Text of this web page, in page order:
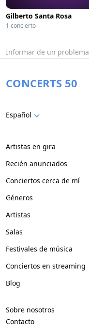
Gilberto Santa Rosa
1 concierto
Informar de un problema
CONCERTS 50
Español
Artistas en gira
Recién anunciados
Conciertos cerca de mí
Géneros
Artistas
Salas
Festivales de música
Conciertos en streaming
Blog
Sobre nosotros
Contacto